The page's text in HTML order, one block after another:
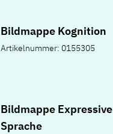
Bildmappe Kognition
Artikelnummer: 0155305
Bildmappe Expressive
Sprache